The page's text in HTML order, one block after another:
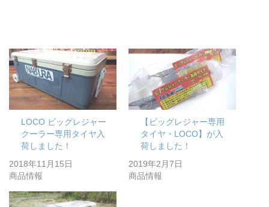
LOCO ビッグレジャー
クーラー専用タイヤ入
荷しました！
2018年11月15日
商品情報
【ビッグレジャー専用
タイヤ・LOCO】が入
荷しました！
2019年2月7日
商品情報